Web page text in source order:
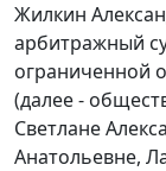
Жилкин
арбитражный
ограниченной
(далее -
Светлане
Анатольевне,